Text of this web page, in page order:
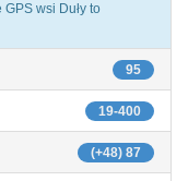
GPS wsi Duły to
95
19-400
(+48) 87